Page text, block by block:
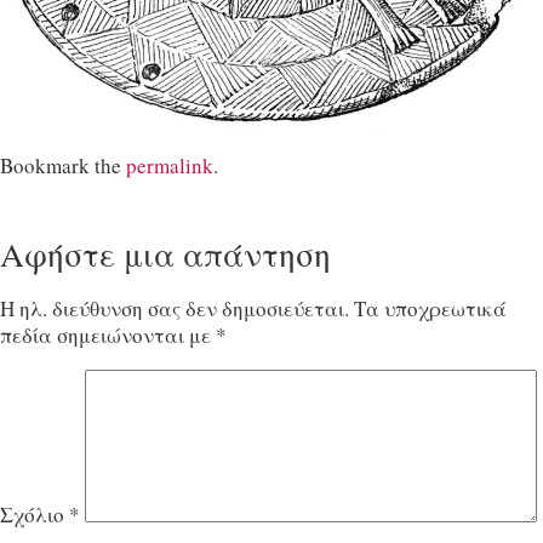
Bookmark the permalink.
Αφήστε μια απάντηση
Η ηλ. διεύθυνση σας δεν δημοσιεύεται. Τα υποχρεωτικά
πεδία σημειώνονται με *
Σχόλιο *